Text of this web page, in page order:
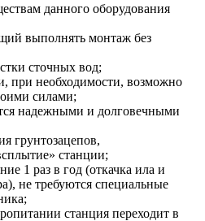
данного оборудования
выполнять монтаж без
сточных вод;
при необходимости, возможно
силами;
надежными и долговечными
грунтозацепов,
станции;
1 раз в год (откачка ила и
не требуются специальные
станция переходит в